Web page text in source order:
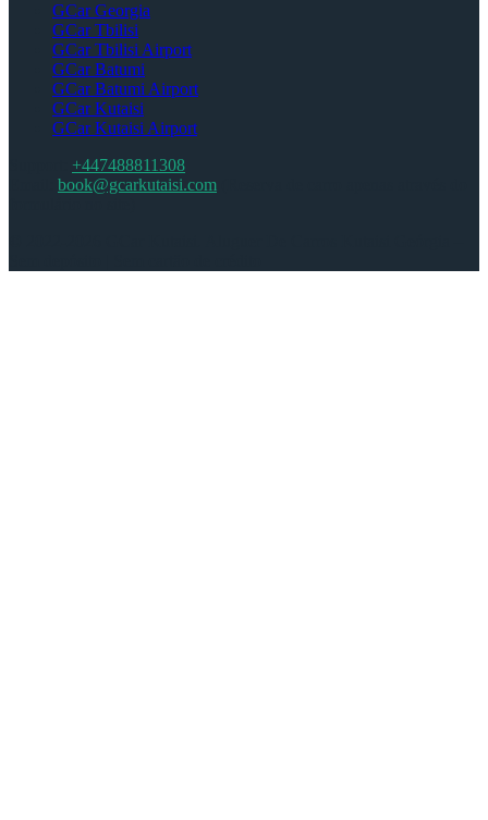
GCar Georgia
GCar Tbilisi
GCar Tbilisi Airport
GCar Batumi
GCar Batumi Airport
GCar Kutaisi
GCar Kutaisi Airport
+447488811308
book@gcarkutaisi.com